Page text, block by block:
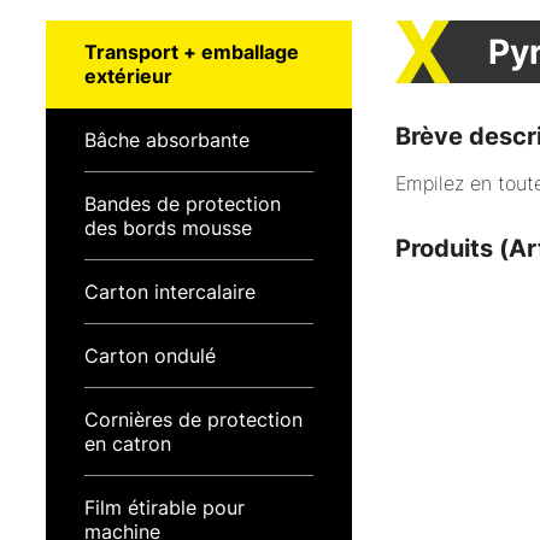
Transport + emballage
extérieur
Bâche absorbante
Bandes de protection
des bords mousse
Carton intercalaire
Carton ondulé
Cornières de protection
en catron
Film étirable pour
machine
Brève
Empilez en
Produits